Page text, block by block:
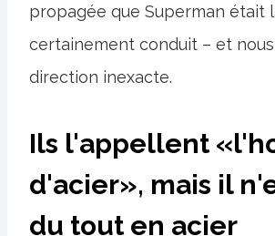
propagée que Superman était
certainement conduit – et
direction inexacte.
Ils l'appellent
d'acier», mais il
du tout en acier